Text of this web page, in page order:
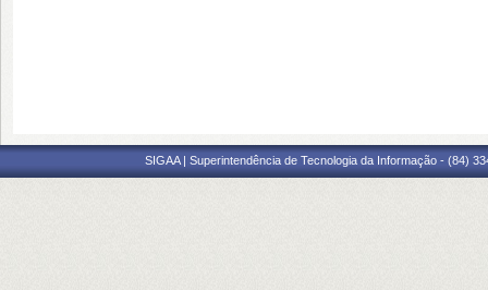
SIGAA | Superintendência de Tecnologia da Informação - (84)